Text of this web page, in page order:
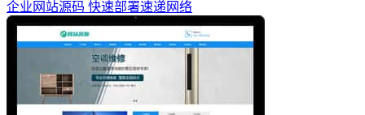
企业网站源码 快速部署速递网络